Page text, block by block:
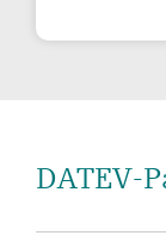
DATEV-